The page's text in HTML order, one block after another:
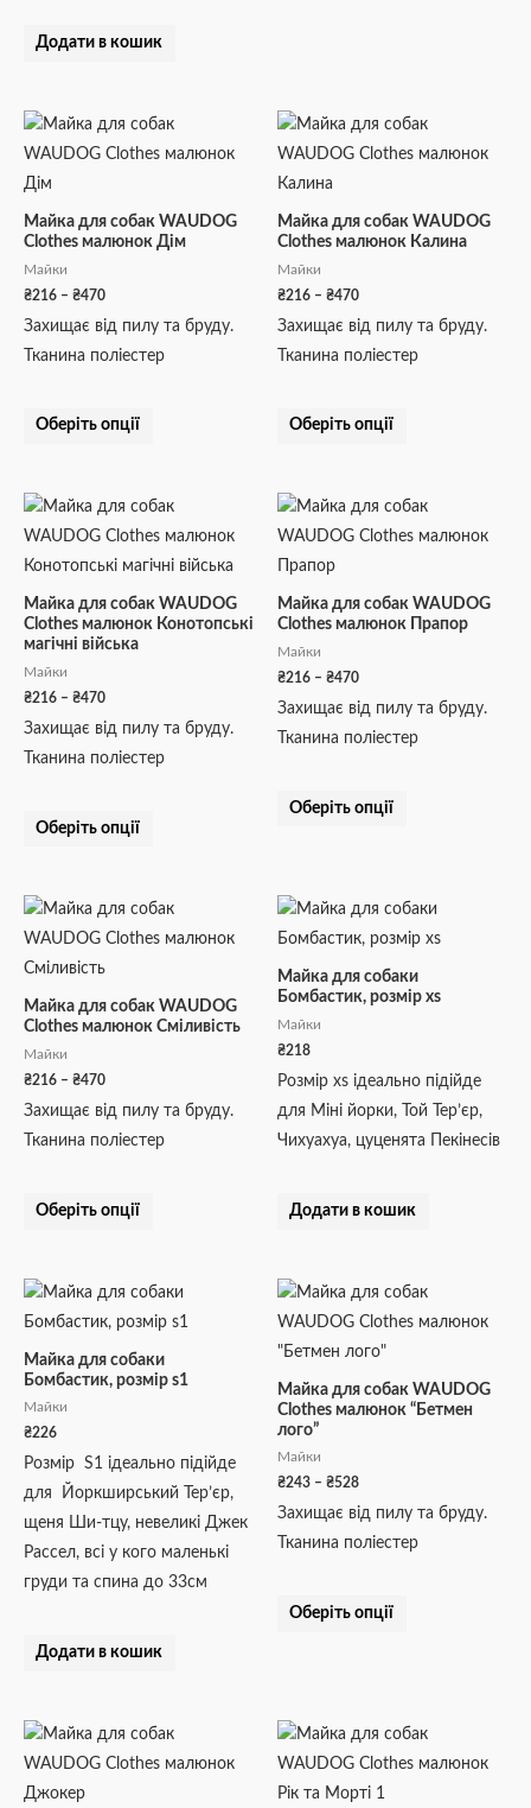
Додати в кошик
Майка для собак WAUDOG
Clothes малюнок Дім
Майки
₴216 – ₴470
Діапазон
цін:
від
₴470
Захищає від пилу та бруду.
Тканина поліестер
Оберіть опції
Цей
товар
кілька
варіантів.
вибрати
на
Майка для собак WAUDOG
Clothes малюнок Калина
Майки
₴216 – ₴470
Діапазон
цін:
від
₴470
Захищає від пилу та бруду.
Тканина поліестер
Оберіть опції
Цей
товар
кілька
варіантів.
вибрати
на
Майка для собак WAUDOG
Clothes малюнок Конотопські
магічні війська
Майки
₴216 – ₴470
Діапазон
від
₴216
₴470
Захищає від пилу та бруду.
Тканина поліестер
Оберіть опції
Цей
товар
має
кілька
варіантів.
Майка для собак WAUDOG
Clothes малюнок Прапор
Майки
₴216 – ₴470
Діапазон
від
₴470
Захищає від пилу та бруду.
Тканина поліестер
Оберіть опції
Цей
товар
кілька
варіантів.
вибрати
на
Майка для собак WAUDOG
Clothes малюнок Сміливість
Майки
₴216 – ₴470
Діапазон
від
₴470
Захищає від пилу та бруду.
Тканина поліестер
Оберіть опції
Цей
товар
кілька
варіантів.
вибрати
на
Майка для собаки
Бомбастик, розмір xs
Майки
₴218
Розмір xs ідеально підійде
для Міні йорки, Той Тер’єр,
Чихуахуа, цуценята Пекінесів
Додати в кошик
Майка для собаки
Бомбастик, розмір s1
Майки
₴226
Розмір S1 ідеально підійде
для Йоркширський Тер’єр,
щеня Ши-тцу, невеликі Джек
Рассел, всі у кого маленькі
груди та спина до 33см
Додати в кошик
Майка для собак WAUDOG
Clothes малюнок “Бетмен
лого”
Майки
₴243 – ₴528
Діапазон
цін:
від
₴243
₴528
Захищає від пилу та бруду.
Тканина поліестер
Оберіть опції
Цей
товар
кілька
варіантів.
Діапазон
цін:
від
Цей
товар
Діапазон
цін:
від
₴243
Цей
товар